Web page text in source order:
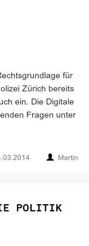
für
Zürich bereits
ein. Die Digitale
Fragen unter
Martin
POLITIK